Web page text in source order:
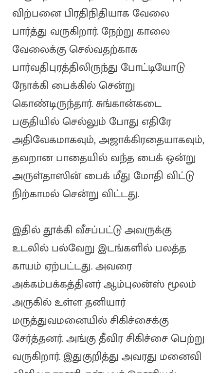
விற்பனை பிரதிநிதியாக வேலை
பார்த்து வருகிறார். நேற்று காலை
வேலைக்கு செல்வதற்காக
பார்வதிபுரத்திலிருந்து போட்டியோடு
நோக்கி பைக்கில் சென்று
கொண்டிருந்தார். சுங்கான்கடை
பகுதியில் செல்லும் போது எதிரே
அதிவேகமாகவும், அஜாக்கிரதையாகவும்,
தவறான பாதையில் வந்த பைக் ஒன்று
அருள்தாஸின் பைக் மீது மோதி விட்டு
நிற்காமல் சென்று விட்டது.
இதில் தூக்கி வீசப்பட்டு அவருக்கு
உடலில் பல்வேறு இடங்களில் பலத்த
காயம் ஏற்பட்டது. அவரை
அக்கம்பக்கத்தினர் ஆம்புலன்ஸ் மூலம்
அருகில் உள்ள தனியார்
மருத்துவமனையில் சிகிச்சைக்கு
சேர்த்தனர். அங்கு தீவிர சிகிச்சை பெற்று
வருகிறார். இதுகுறித்து அவரது மனைவி